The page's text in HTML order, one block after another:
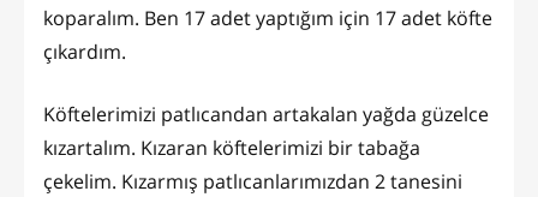
koparalım. Ben 17 adet yaptığım için 17 adet köfte
çıkardım.
Köftelerimizi patlıcandan artakalan yağda güzelce
kızartalım. Kızaran köftelerimizi bir tabağa
çekelim. Kızarmış patlıcanlarımızdan 2 tanesini